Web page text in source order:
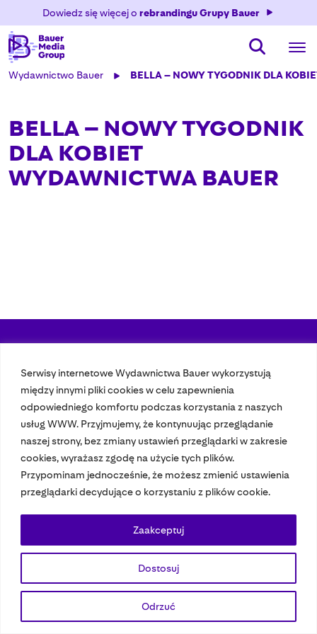
Serwisy internetowe Wydawnictwa Bauer wykorzystują
między innymi pliki cookies w celu zapewnienia
odpowiedniego komfortu podczas korzystania z naszych
usług WWW. Przyjmujemy, że kontynuując przeglądanie
naszej strony, bez zmiany ustawień przeglądarki w zakresie
cookies, wyrażasz zgodę na użycie tych plików.
Przypominam jednocześnie, że możesz zmienić ustawienia
przeglądarki decydujące o korzystaniu z plików cookie.
Dostosuj
Odrzuć
Zaakceptuj
Dowiedz się więcej o rebrandingu Grupy Bauer
Wydawnictwo Bauer BELLA – NOWY TYGODNIK DLA
BELLA – NOWY TYGODNIK
DLA KOBIET
WYDAWNICTWA BAUER
Nasze czasopisma
Nasze strony
© 2023 Bauer Media Group, All Rights Reserved.
Polityka prywatnościDane osoboweWydawca EMFASpeak Up